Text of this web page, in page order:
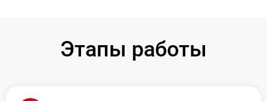
Этапы работы